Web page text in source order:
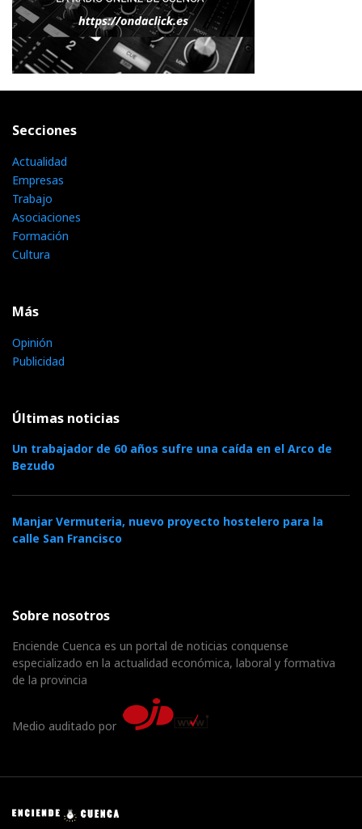
Secciones
Actualidad
Empresas
Trabajo
Asociaciones
Formación
Cultura
Más
Opinión
Publicidad
Últimas noticias
Un trabajador de 60 años sufre una caída en el Arco de
Bezudo
Manjar Vermuteria, nuevo proyecto hostelero para la
calle San Francisco
Sobre nosotros
Enciende Cuenca es un portal de noticias conquense
especializado en la actualidad económica, laboral y formativa
de la provincia
Medio auditado por